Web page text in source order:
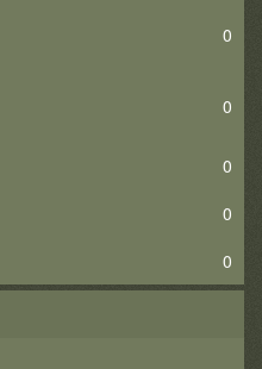
0
0
0
0
0